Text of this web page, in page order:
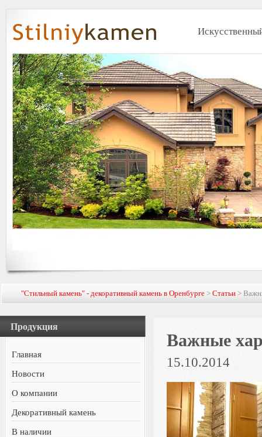
"Стильный камень" - декоративный камень в Оренбурге >Статьи >
Продукция
Главная
Новости
О компании
Декоративный камень
В наличии
Важные
15.10.2014